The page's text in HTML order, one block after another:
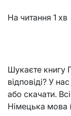
На читання 1 хв
Шукаєте книгу
відповіді? У
або скачати.
Німецька мова